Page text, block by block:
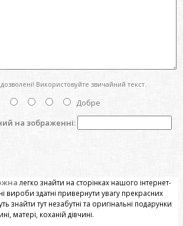
Використовуйте звичайний текст.
Добре
на зображенні:
легко знайти на сторінках нашого інтернет-
вироби здатні привернути увагу прекрасних
знайти тут незабутні та оригінальні подарунки
матері, коханій дівчині.